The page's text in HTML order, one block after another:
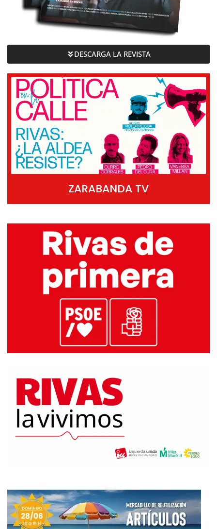
DESCARGA LA REVISTA
ZARABANDA TV